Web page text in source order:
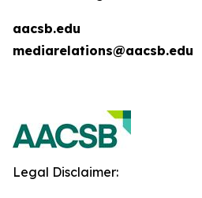
aacsb.edu
mediarelations@aacsb.edu
Legal Disclaimer: